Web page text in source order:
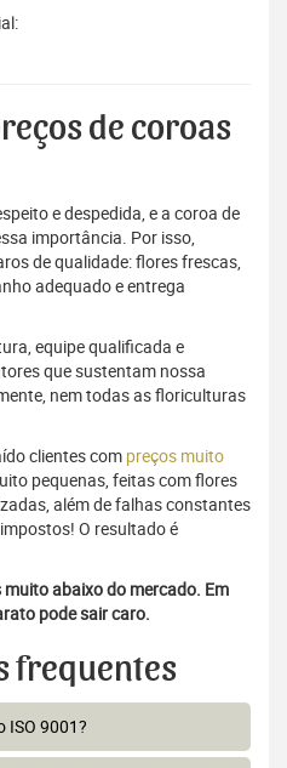
de coroas
e despedida, e a coroa de
importância. Por isso,
de qualidade: flores frescas,
adequado e entrega
equipe qualificada e
que sustentam nossa
nem todas as floriculturas
clientes com preços muito
pequenas, feitas com flores
além de falhas constantes
O resultado é
abaixo do mercado. Em
pode sair caro.
frequentes
ISO 9001?